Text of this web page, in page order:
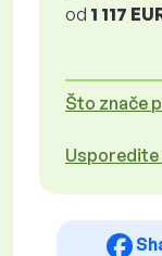
od 1 117
Što znače
Usporedite